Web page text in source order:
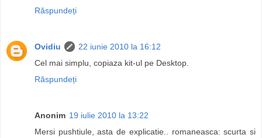
Răspundeți
Ovidiu
22 iunie 2010 la 16:12
Cel mai simplu, copiaza kit-ul pe Desktop.
Răspundeți
Anonim 19 iulie 2010 la 13:22
Mersi pushtiule, asta de explicatie.. romaneasca: scurta si